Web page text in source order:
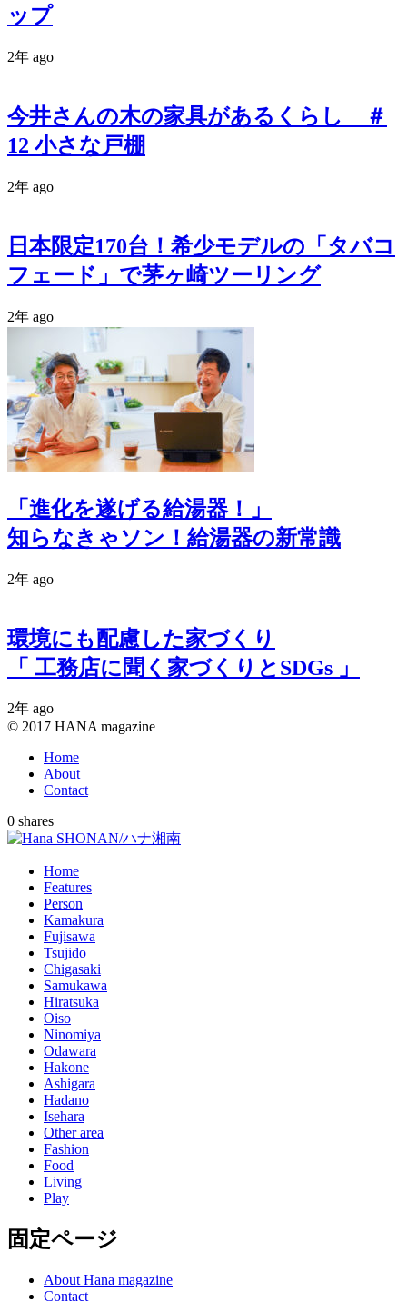
ップ
2年 ago
今井さんの木の家具があるくらし ＃
12 小さな戸棚
2年 ago
日本限定170台！希少モデルの「タバコ
フェード」で茅ヶ崎ツーリング
2年 ago
「進化を遂げる給湯器！」
知らなきゃソン！給湯器の新常識
2年 ago
環境にも配慮した家づくり
「 工務店に聞く家づくりとSDGs 」
2年 ago
© 2017 HANA magazine
Home
About
Contact
0 shares
Home
Features
Person
Kamakura
Fujisawa
Tsujido
Chigasaki
Samukawa
Hiratsuka
Oiso
Ninomiya
Odawara
Hakone
Ashigara
Hadano
Isehara
Other area
Fashion
Food
Living
Play
固定ページ
About Hana magazine
Contact